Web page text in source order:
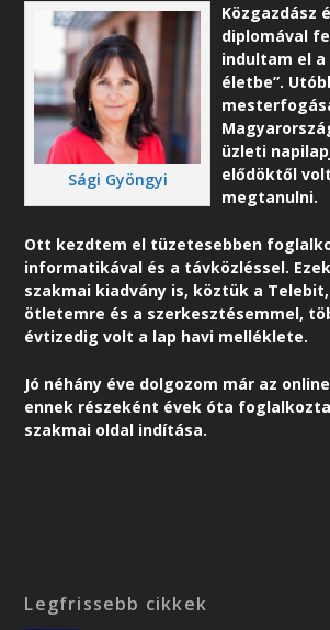
Sági Gyöngyi
Közgazdász
diplomával
indultam el a
életbe”.
üzleti
elődöktől
megtanulni.
Ott kezdtem el tüzetesebben
informatikával és a távközléssel.
szakmai kiadvány is, köztük a
ötletemre és a szerkesztésemmel,
évtizedig volt a lap havi melléklete.
Jó néhány éve dolgozom már az
ennek részeként évek óta
szakmai oldal indítása.
Legfrissebb cikkek